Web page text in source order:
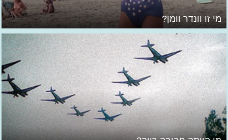
מי זו וונדר וומן?